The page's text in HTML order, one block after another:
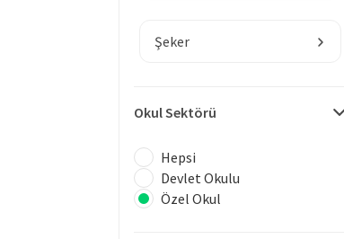
Şeker
Okul Sektörü
Hepsi
Devlet Okulu
Özel Okul